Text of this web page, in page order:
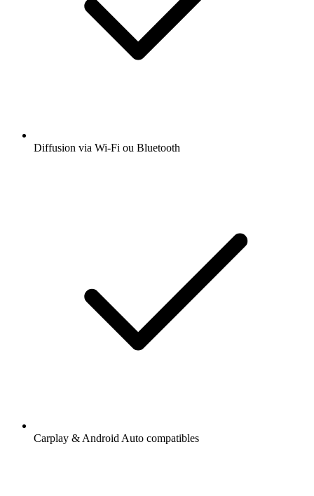
Diffusion via Wi-Fi ou Bluetooth
Carplay & Android Auto compatibles